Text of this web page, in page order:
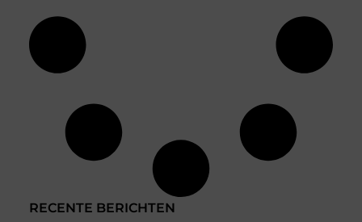
RECENTE BERICHTEN